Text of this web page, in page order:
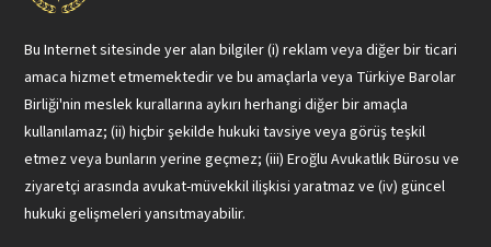
Bu Internet sitesinde yer alan bilgiler (i) reklam veya diğer bir ticari
amaca hizmet etmemektedir ve bu amaçlarla veya Türkiye Barolar
Birliği'nin meslek kurallarına aykırı herhangi diğer bir amaçla
kullanılamaz; (ii) hiçbir şekilde hukuki tavsiye veya görüş teşkil
etmez veya bunların yerine geçmez; (iii) Eroğlu Avukatlık Bürosu ve
ziyaretçi arasında avukat-müvekkil ilişkisi yaratmaz ve (iv) güncel
hukuki gelişmeleri yansıtmayabilir.